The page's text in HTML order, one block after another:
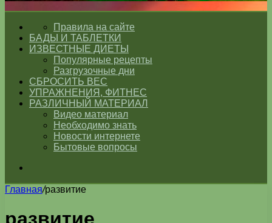
ГЛАВНАЯПравила на сайте
БАДЫ И ТАБЛЕТКИ
ИЗВЕСТНЫЕ ДИЕТЫ
Популярные рецепты
Разгрузочные дни
СБРОСИТЬ ВЕС
УПРАЖНЕНИЯ, ФИТНЕС
РАЗЛИЧНЫЙ МАТЕРИАЛ
Видео материал
Необходимо знать
Новости интернете
Бытовые вопросы
Главная/развитие